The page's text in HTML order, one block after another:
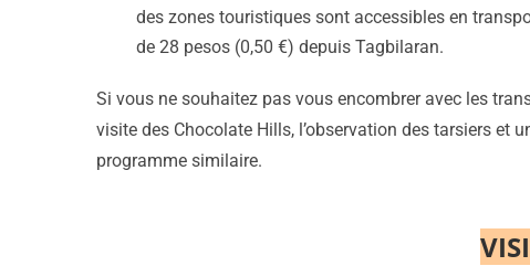
des zones touristiques sont accessibles en
de 28 pesos (0,50 €) depuis Tagbilaran.
Si vous ne souhaitez pas vous encombrer avec les
visite des Chocolate Hills, l’observation des tarsiers et
programme similaire.